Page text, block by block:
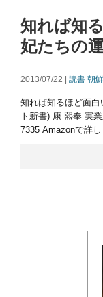
知れば知
妃たちの
2013/07/22 | 読書 朝
知れば知るほど面
ト新書) 康 熙奉 実
7335 Amazonで詳